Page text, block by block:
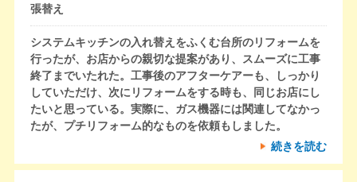
張替え
システムキッチンの入れ替えをふくむ台所のリフォームを
行ったが、お店からの親切な提案があり、スムーズに工事
終了までいたれた。工事後のアフターケアーも、しっかり
していただけ、次にリフォームをする時も、同じお店にし
たいと思っている。実際に、ガス機器には関連してなかっ
たが、プチリフォーム的なものを依頼もしました。
続きを読む